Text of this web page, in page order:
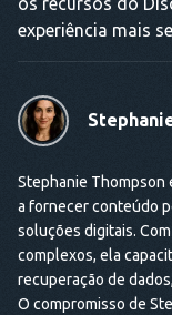
experiência mais
Stephanie Thompson
a fornecer conteúdo
soluções digitais.
complexos, ela
recuperação de
O compromisso de